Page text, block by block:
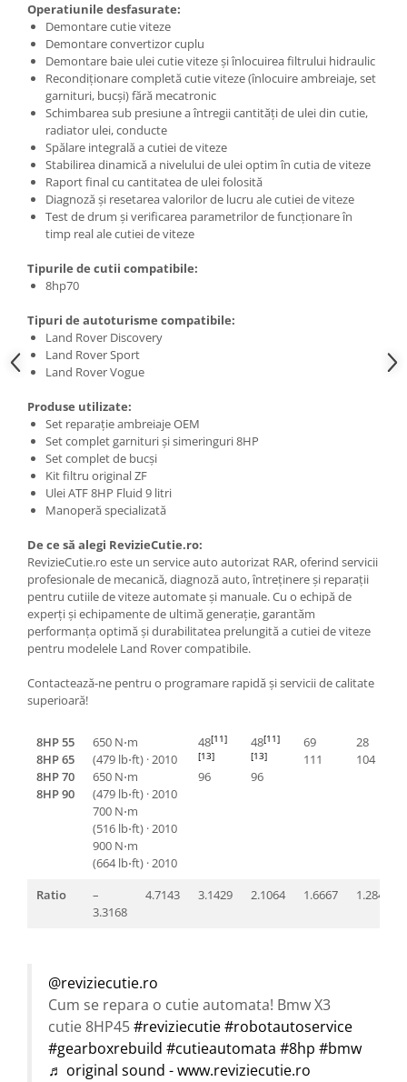
Operatiunile desfasurate:
Demontare cutie viteze
Demontare convertizor cuplu
Demontare baie ulei cutie viteze și înlocuirea filtrului hidraulic
Recondiționare completă cutie viteze (înlocuire ambreiaje, set
garnituri, bucși) fără mecatronic
Schimbarea sub presiune a întregii cantități de ulei din cutie,
radiator ulei, conducte
Spălare integrală a cutiei de viteze
Stabilirea dinamică a nivelului de ulei optim în cutia de viteze
Raport final cu cantitatea de ulei folosită
Diagnoză și resetarea valorilor de lucru ale cutiei de viteze
Test de drum și verificarea parametrilor de funcționare în
timp real ale cutiei de viteze
Tipurile de cutii compatibile:
8hp70
Tipuri de autoturisme compatibile:
Land Rover Discovery
Land Rover Sport
Land Rover Vogue
Produse utilizate:
Set reparație ambreiaje OEM
Set complet garnituri și simeringuri 8HP
Set complet de bucși
Kit filtru original ZF
Ulei ATF 8HP Fluid 9 litri
Manoperă specializată
De ce să alegi RevizieCutie.ro:
RevizieCutie.ro este un service auto autorizat RAR, oferind servicii
profesionale de mecanică, diagnoză auto, întreținere și reparații
pentru cutiile de viteze automate și manuale. Cu o echipă de
experți și echipamente de ultimă generație, garantăm
performanța optimă și durabilitatea prelungită a cutiei de viteze
pentru modelele Land Rover compatibile.
Contactează-ne pentru o programare rapidă și servicii de calitate
superioară!
8HP 55
8HP 65
8HP 70
8HP 90
650 N⋅m
(479 lb⋅ft) · 2010
650 N⋅m
(479 lb⋅ft) · 2010
700 N⋅m
(516 lb⋅ft) · 2010
900 N⋅m
(664 lb⋅ft) · 2010
48[11]
[13]
96
48[11]
[13]
96
69
111
28
104
Ratio
–
3.3168
4.7143 3.1429 2.1064 1.6667 1.2847
@reviziecutie.ro
Cum se repara o cutie automata! Bmw X3
cutie 8HP45#reviziecutie#robotautoservice
#gearboxrebuild #cutieautomata #8hp #bmw
♬ original sound - www.reviziecutie.ro